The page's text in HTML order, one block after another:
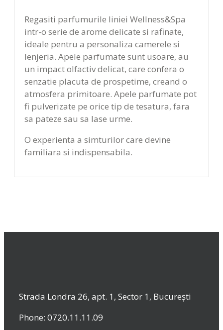
Regasiti parfumurile liniei Wellness&Spa
intr-o serie de arome delicate si rafinate,
ideale pentru a personaliza camerele si
lenjeria. Apele parfumate sunt usoare, au
un impact olfactiv delicat, care confera o
senzatie placuta de prospetime, creand o
atmosfera primitoare. Apele parfumate pot
fi pulverizate pe orice tip de tesatura, fara
sa pateze sau sa lase urme.
O experienta a simturilor care devine
familiara si indispensabila.
Strada Londra 26, apt. 1, Sector 1, București
Phone: 0720.11.11.09